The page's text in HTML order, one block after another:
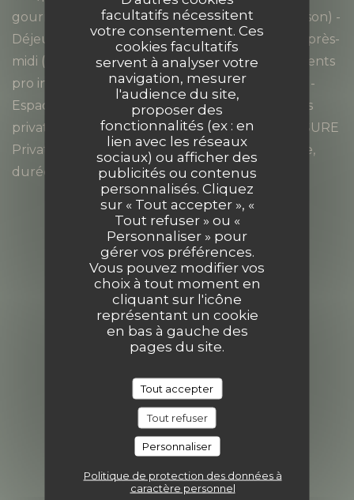
facultatifs nécessitent
votre consentement. Ces
cookies facultatifs
servent à analyser votre
navigation, mesurer
l'audience du site,
proposer des
fonctionnalités (ex : en
lien avec les réseaux
sociaux) ou afficher des
publicités ou contenus
personnalisés. Cliquez
sur « Tout accepter », «
Tout refuser » ou «
Personnaliser » pour
gérer vos préférences.
Vous pouvez modifier vos
choix à tout moment en
cliquant sur l'icône
représentant un cookie
en bas à gauche des
pages du site.
Tout accepter
Tout refuser
Personnaliser
Politique de protection des données à
caractère personnel
gourmande matin (boissons + viennoiseries maison) -
Déjeuner Menu Groupe - Pause gourmande après-
midi (boissons + mignardises maison) - Équipements
pro inclus (vidéoprojecteur, paperboard, Wi-Fi) -
Espace extérieur privatisé et clôturé - Sanitaires
privatifs et espaces de détente DEVIS SUR MESURE
Privatisation partielle ou totale · Tarif selon date,
durée et prestations souhaitées.
Accès/Contact
121 ALLEE DE GRANDE CROIX 69280
Marcy l etoile((ouvre une
04 81 65 36 57
Facebook ((ouvre une
Instagram ((ouvre